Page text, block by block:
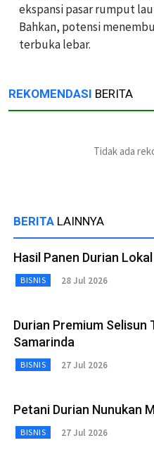
ekspansi pasar rumput
Bahkan, potensi
terbuka lebar.
REKOMENDASI BERITA
Tidak ada
BERITA LAINNYA
Hasil Panen Durian
BISNIS 28 Jul 2026
Durian Premium Selisun
Samarinda
BISNIS 27 Jul 2026
Petani Durian Nunukan
BISNIS 27 Jul 2026